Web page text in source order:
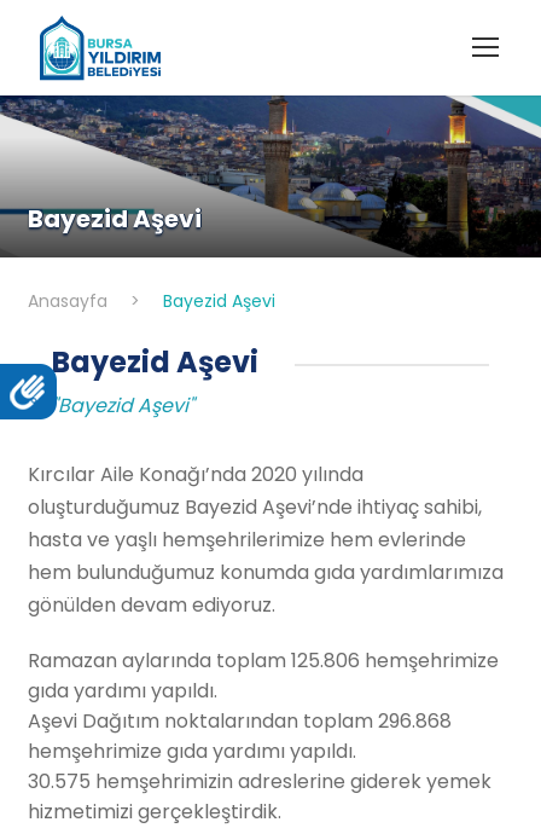
Bayezid Aşevi
Anasayfa > Bayezid Aşevi
Bayezid Aşevi
"Bayezid Aşevi"
Kırcılar Aile Konağı’nda 2020 yılında
oluşturduğumuz Bayezid Aşevi’nde ihtiyaç sahibi,
hasta ve yaşlı hemşehrilerimize hem evlerinde
hem bulunduğumuz konumda gıda yardımlarımıza
gönülden devam ediyoruz.
Ramazan aylarında toplam 125.806 hemşehrimize
gıda yardımı yapıldı.
Aşevi Dağıtım noktalarından toplam 296.868
hemşehrimize gıda yardımı yapıldı.
30.575 hemşehrimizin adreslerine giderek yemek
hizmetimizi gerçekleştirdik.